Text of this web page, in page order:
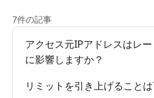
7件の記事
アクセス元IPアドレスはレ
に影響しますか？
リミットを引き上げること